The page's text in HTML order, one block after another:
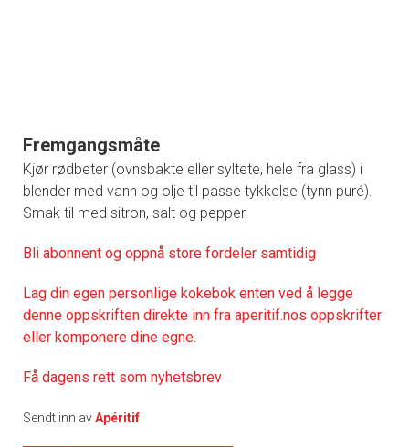
Fremgangsmåte
Kjør rødbeter (ovnsbakte eller syltete, hele fra glass) i
blender med vann og olje til passe tykkelse (tynn puré).
Smak til med sitron, salt og pepper.
Bli abonnent og oppnå store fordeler samtidig
Lag din egen personlige kokebok enten ved å legge
denne oppskriften direkte inn fra aperitif.nos oppskrifter
eller komponere dine egne.
Få dagens rett som nyhetsbrev
Sendt inn avApéritif